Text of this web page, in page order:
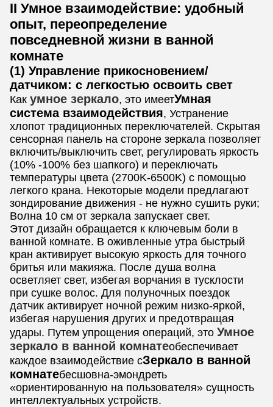
II Умное взаимодействие: удобный
опыт, переопределение
повседневной жизни в ванной
комнате
(1) Управление прикосновением/
датчиком: с легкостью освоить свет
Как умное зеркало, это имеетУмная
система взаимодействия, Устранение
хлопот традиционных переключателей. Скрытая
сенсорная панель на стороне зеркала позволяет
включить/выключить свет, регулировать яркость
(10% -100% без шапкого) и переключать
температуры цвета (2700K-6500K) с помощью
легкого крана. Некоторые модели предлагают
зондирование движения - не нужно сушить руки;
Волна 10 см от зеркала запускает свет.
Этот дизайн обращается к ключевым боли в
ванной комнате. В оживленные утра быстрый
кран активирует высокую яркость для точного
бритья или макияжа. После душа волна
осветляет свет, избегая ворчания в тусклости
при сушке волос. Для полуночных поездок
датчик активирует ночной режим низко-яркой,
избегая нарушения других и предотвращая
удары. Путем упрощения операций, это Умное
зеркало в ванной комнатеобеспечивает
каждое взаимодействие сЗеркало в ванной
комнатебесшовна-эмондреть
«ориентированную на пользователя» сущность
интеллектуальных устройств.